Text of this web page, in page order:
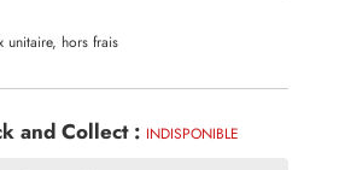
unitaire, hors frais
and Collect : INDISPONIBLE